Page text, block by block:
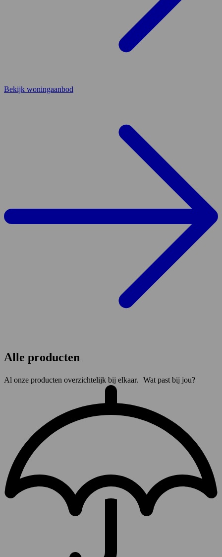
Bekijk woningaanbod
Alle producten
Al onze producten overzichtelijk bij elkaar. Wat past bij jou?